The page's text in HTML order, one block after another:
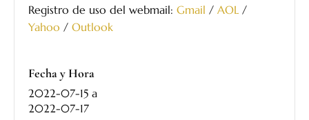
Registro de uso del webmail: Gmail / AOL /
Yahoo / Outlook
Fecha y Hora
2022-07-15 a
2022-07-17